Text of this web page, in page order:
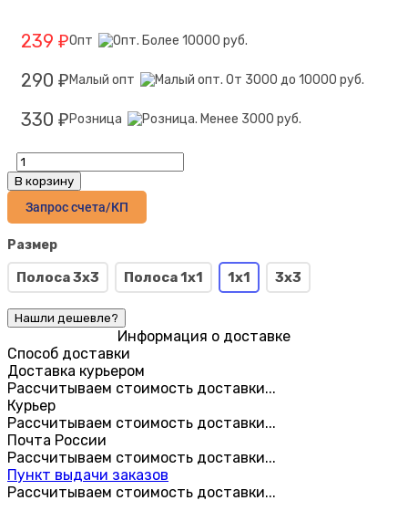
239 ₽Опт
290 ₽ Малый опт
330 ₽ Розница
В корзину
Запрос счета/КП
Размер
Полоса 3x3 Полоса 1x1 1x1 3x3
Информация о доставке
Способ доставки
Доставка курьером
Рассчитываем стоимость доставки...
Курьер
Рассчитываем стоимость доставки...
Почта России
Рассчитываем стоимость доставки...
Пункт выдачи заказов
Рассчитываем стоимость доставки...